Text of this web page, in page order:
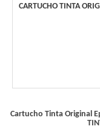
CARTUCHO TINTA
Cartucho Tinta Original